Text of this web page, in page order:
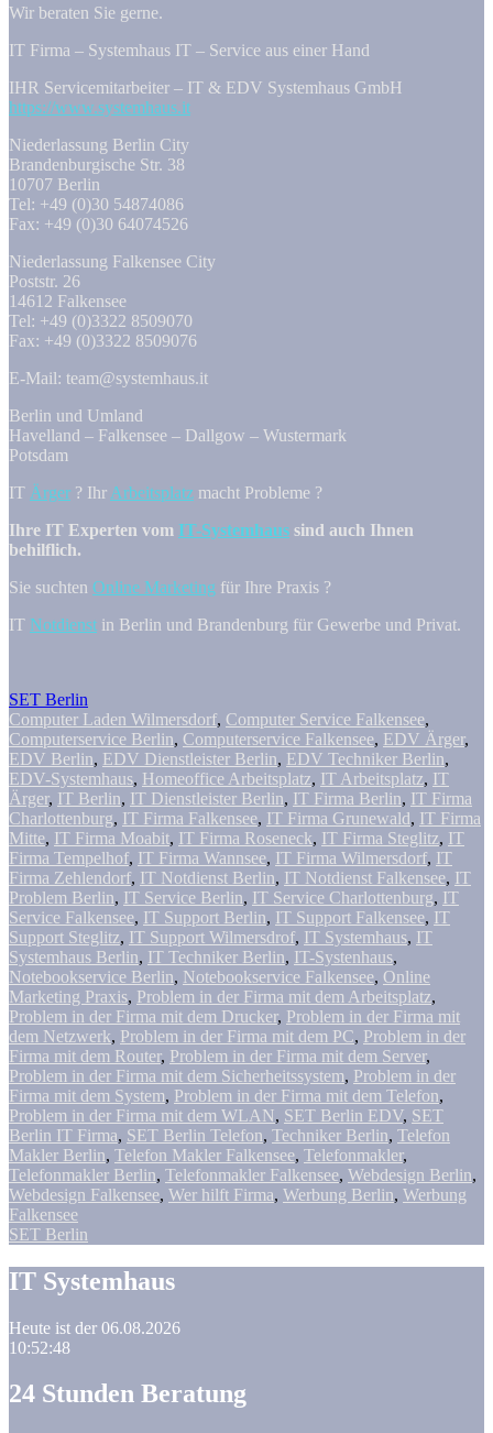
Wir beraten Sie gerne.
IT Firma – Systemhaus IT – Service aus einer Hand
IHR Servicemitarbeiter – IT & EDV Systemhaus GmbH
https://www.systemhaus.it
Niederlassung Berlin City
Brandenburgische Str. 38
10707 Berlin
Tel: +49 (0)30 54874086
Fax: +49 (0)30 64074526
Niederlassung Falkensee City
Poststr. 26
14612 Falkensee
Tel: +49 (0)3322 8509070
Fax: +49 (0)3322 8509076
E-Mail: team@systemhaus.it
Berlin und Umland
Havelland – Falkensee – Dallgow – Wustermark
Potsdam
IT Ärger ? Ihr Arbeitsplatz macht Probleme ?
Ihre IT Experten vom IT-Systemhaus sind auch Ihnen
behilflich.
Sie suchten Online Marketing für Ihre Praxis ?
IT Notdienst in Berlin und Brandenburg für Gewerbe und Privat.
SET Berlin
Computer Laden Wilmersdorf, Computer Service Falkensee,
Computerservice Berlin, Computerservice Falkensee, EDV Ärger,
EDV Berlin, EDV Dienstleister Berlin, EDV Techniker Berlin,
EDV-Systemhaus, Homeoffice Arbeitsplatz, IT Arbeitsplatz, IT
Ärger, IT Berlin, IT Dienstleister Berlin, IT Firma Berlin, IT Firma
Charlottenburg, IT Firma Falkensee, IT Firma Grunewald, IT Firma
Mitte, IT Firma Moabit, IT Firma Roseneck, IT Firma Steglitz, IT
Firma Tempelhof, IT Firma Wannsee, IT Firma Wilmersdorf, IT
Firma Zehlendorf, IT Notdienst Berlin, IT Notdienst Falkensee, IT
Problem Berlin, IT Service Berlin, IT Service Charlottenburg, IT
Service Falkensee, IT Support Berlin, IT Support Falkensee, IT
Support Steglitz, IT Support Wilmersdrof, IT Systemhaus, IT
Systemhaus Berlin, IT Techniker Berlin, IT-Systenhaus,
Notebookservice Berlin, Notebookservice Falkensee, Online
Marketing Praxis, Problem in der Firma mit dem Arbeitsplatz,
Problem in der Firma mit dem Drucker, Problem in der Firma mit
dem Netzwerk, Problem in der Firma mit dem PC, Problem in der
Firma mit dem Router, Problem in der Firma mit dem Server,
Problem in der Firma mit dem Sicherheitssystem, Problem in der
Firma mit dem System, Problem in der Firma mit dem Telefon,
Problem in der Firma mit dem WLAN, SET Berlin EDV, SET
Berlin IT Firma, SET Berlin Telefon, Techniker Berlin, Telefon
Makler Berlin, Telefon Makler Falkensee, Telefonmakler,
Telefonmakler Berlin, Telefonmakler Falkensee, Webdesign Berlin,
Webdesign Falkensee, Wer hilft Firma, Werbung Berlin, Werbung
Falkensee
SET Berlin
IT Systemhaus
Heute ist der 06.08.2026
10:52:49
24 Stunden Beratung